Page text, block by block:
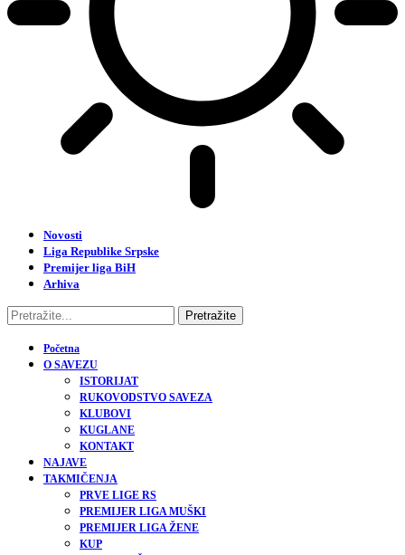
Novosti
Liga Republike Srpske
Premijer liga BiH
Arhiva
Početna
O SAVEZU
ISTORIJAT
RUKOVODSTVO SAVEZA
KLUBOVI
KUGLANE
KONTAKT
NAJAVE
TAKMIČENJA
PRVE LIGE RS
PREMIJER LIGA MUŠKI
PREMIJER LIGA ŽENE
KUP